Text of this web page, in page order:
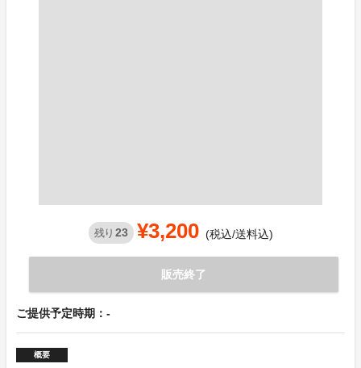
残り 23 ¥3,200 (税込/送料込)
販売終了
ご提供予定時期：-
概要